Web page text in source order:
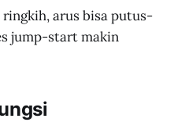
ringkih, arus bisa putus-
jump-start makin